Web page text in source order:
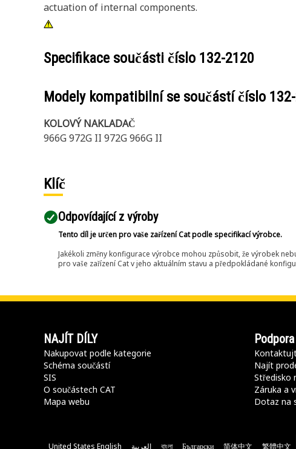
actuation of internal components.
Specifikace součásti číslo 132-2120
Modely kompatibilní se součástí číslo
KOLOVÝ NAKLADAČ
966G 972G II 972G 966G II
Klíč
Odpovídající z výroby
Tento díl je určen pro vaše zařízení Cat podle specifikací výrobce.
Jakékoli změny konfigurace výrobce mohou způsobit, že výrobek
pro vaše zařízení Cat v jeho aktuálním stavu a předpokládané
NAJÍT DÍLY
Nakupovat podle kategorie
Schéma součástí
SIS
O součástech CAT
Mapa webu
Podpora
Najít
Středisko
Záruka a
Dotaz na
United States English العربية বাংলা Български 简体中文 繁體中文